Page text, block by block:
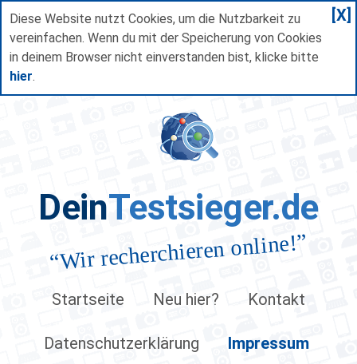
Diese Website nutzt Cookies, um die Nutzbarkeit zu
vereinfachen. Wenn du mit der Speicherung von Cookies
in deinem Browser nicht einverstanden bist, klicke bitte
hier.
[X]
DeinTestsieger.de
“Wir recherchieren online!”
Startseite Neu hier? Kontakt
Datenschutzerklärung Impressum